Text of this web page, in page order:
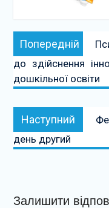
Навігація
записів
Попередній
до здійснення
дошкільної освіти
Наступний
день другий
Залишити